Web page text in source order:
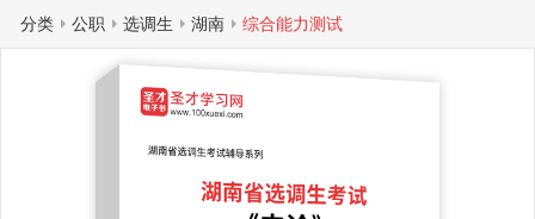
分类 公职 选调生 湖南 综合能力测试